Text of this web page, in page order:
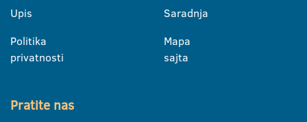
Upis
Politika
privatnosti
Saradnja
Mapa
sajta
Pratite nas